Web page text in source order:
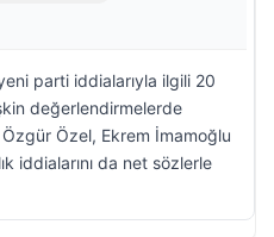
parti iddialarıyla ilgili 20
değerlendirmelerde
Özel, Ekrem İmamoğlu
iddialarını da net sözlerle